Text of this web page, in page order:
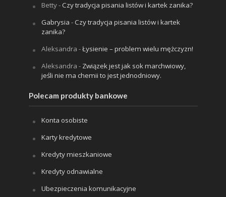
Betty-Czy tradycja pisania listów i kartek zanika?
Gabrysia -Czy tradycja pisania listów i kartek
zanika?
Aleksandra -Łysienie – problem wielu mężczyzn!
Aleksandra - Związek jest jak sok marchwiowy,
jeśli nie ma chemii to jest jednodniowy.
Polecam produkty bankowe
Konta osobiste
Karty kredytowe
Kredyty mieszkaniowe
Kredyty odnawialne
Ubezpieczenia komunikacyjne